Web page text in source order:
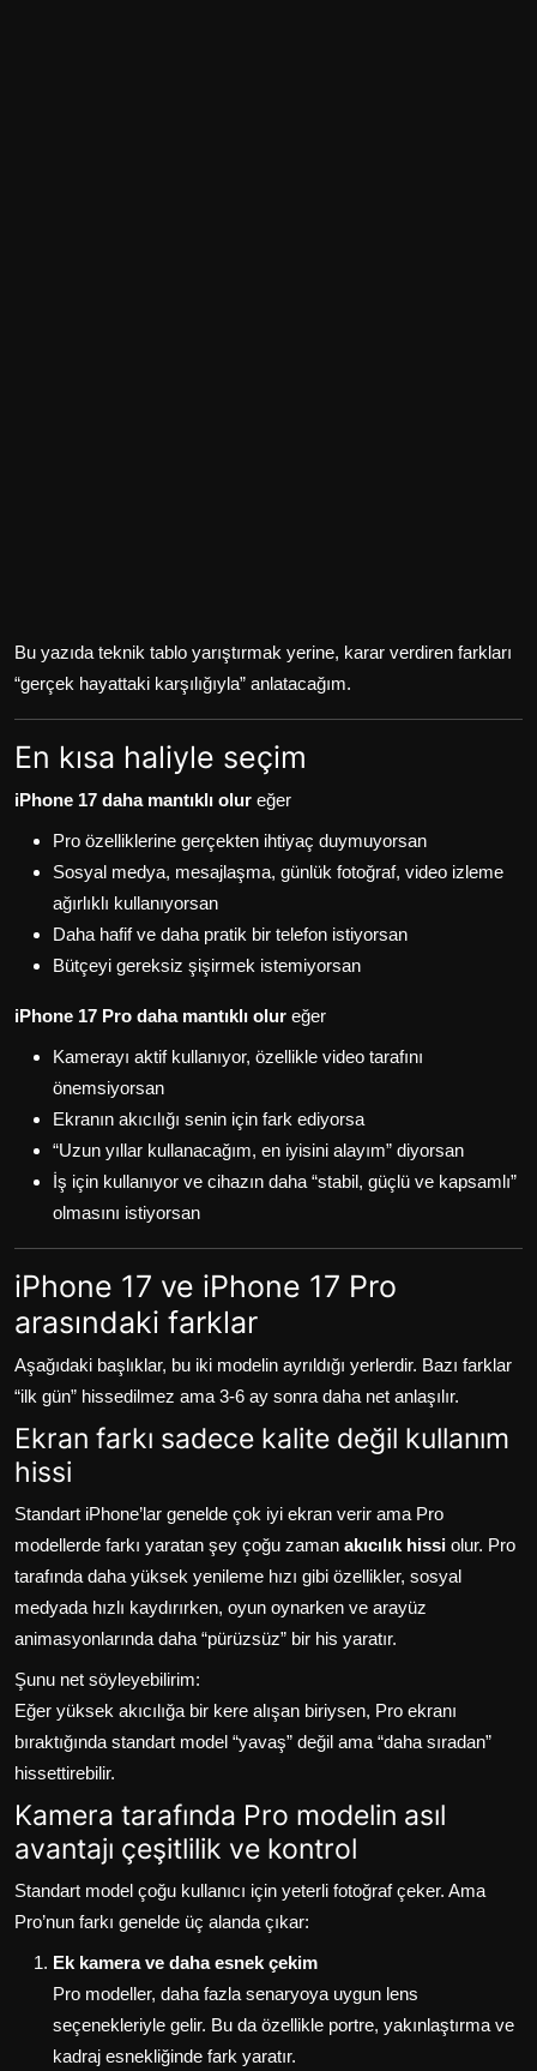
Bu yazıda teknik tablo yarıştırmak yerine, karar verdiren farkları
“gerçek hayattaki karşılığıyla” anlatacağım.
En kısa haliyle seçim
iPhone 17 daha mantıklı olur eğer
Pro özelliklerine gerçekten ihtiyaç duymuyorsan
Sosyal medya, mesajlaşma, günlük fotoğraf, video izleme
ağırlıklı kullanıyorsan
Daha hafif ve daha pratik bir telefon istiyorsan
Bütçeyi gereksiz şişirmek istemiyorsan
iPhone 17 Pro daha mantıklı olur eğer
Kamerayı aktif kullanıyor, özellikle video tarafını
önemsiyorsan
Ekranın akıcılığı senin için fark ediyorsa
“Uzun yıllar kullanacağım, en iyisini alayım” diyorsan
İş için kullanıyor ve cihazın daha “stabil, güçlü ve kapsamlı”
olmasını istiyorsan
iPhone 17 ve iPhone 17 Pro
arasındaki farklar
Aşağıdaki başlıklar, bu iki modelin ayrıldığı yerlerdir. Bazı farklar
“ilk gün” hissedilmez ama 3-6 ay sonra daha net anlaşılır.
Ekran farkı sadece kalite değil kullanım
hissi
Standart iPhone’lar genelde çok iyi ekran verir ama Pro
modellerde farkı yaratan şey çoğu zaman akıcılık hissi olur. Pro
tarafında daha yüksek yenileme hızı gibi özellikler, sosyal
medyada hızlı kaydırırken, oyun oynarken ve arayüz
animasyonlarında daha “pürüzsüz” bir his yaratır.
Şunu net söyleyebilirim:
Eğer yüksek akıcılığa bir kere alışan biriysen, Pro ekranı
bıraktığında standart model “yavaş” değil ama “daha sıradan”
hissettirebilir.
Kamera tarafında Pro modelin asıl
avantajı çeşitlilik ve kontrol
Standart model çoğu kullanıcı için yeterli fotoğraf çeker. Ama
Pro’nun farkı genelde üç alanda çıkar:
Ek kamera ve daha esnek çekim
Pro modeller, daha fazla senaryoya uygun lens
seçenekleriyle gelir. Bu da özellikle portre, yakınlaştırma ve
kadraj esnekliğinde fark yaratır.